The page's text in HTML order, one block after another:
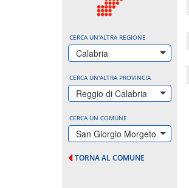
CERCA UN'ALTRA REGIONE
Calabria
CERCA UN'ALTRA PROVINCIA
Reggio di Calabria
CERCA UN COMUNE
San Giorgio Morgeto
TORNA AL COMUNE